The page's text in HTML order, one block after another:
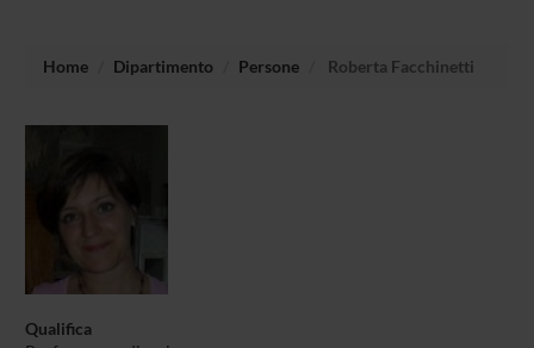
Home Dipartimento Persone Roberta Facchinetti
Qualifica